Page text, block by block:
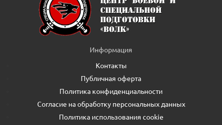
Информация
Контакты
Публичная оферта
Политика конфиденциальности
Согласие на обработку персональных данных
Политика использования cookie